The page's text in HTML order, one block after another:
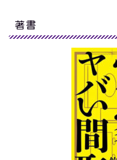
著書